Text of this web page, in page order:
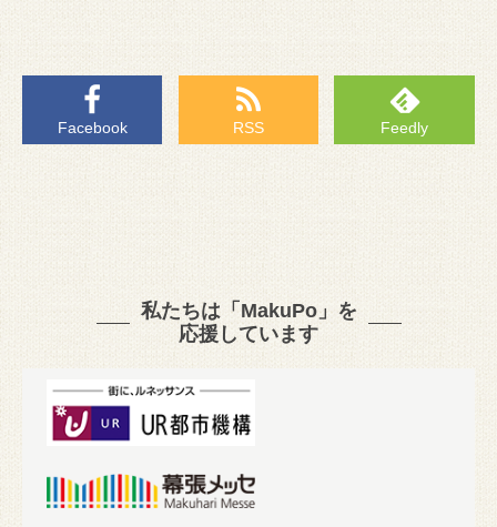
Facebook RSS Feedly
私たちは「MakuPo」を
応援しています